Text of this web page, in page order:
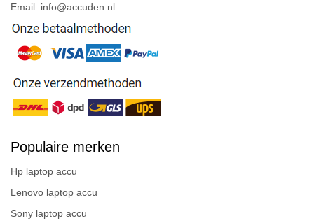
Email: info@accuden.nl
Populaire merken
Hp laptop accu
Lenovo laptop accu
Sony laptop accu